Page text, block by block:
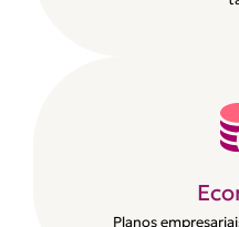
Planos